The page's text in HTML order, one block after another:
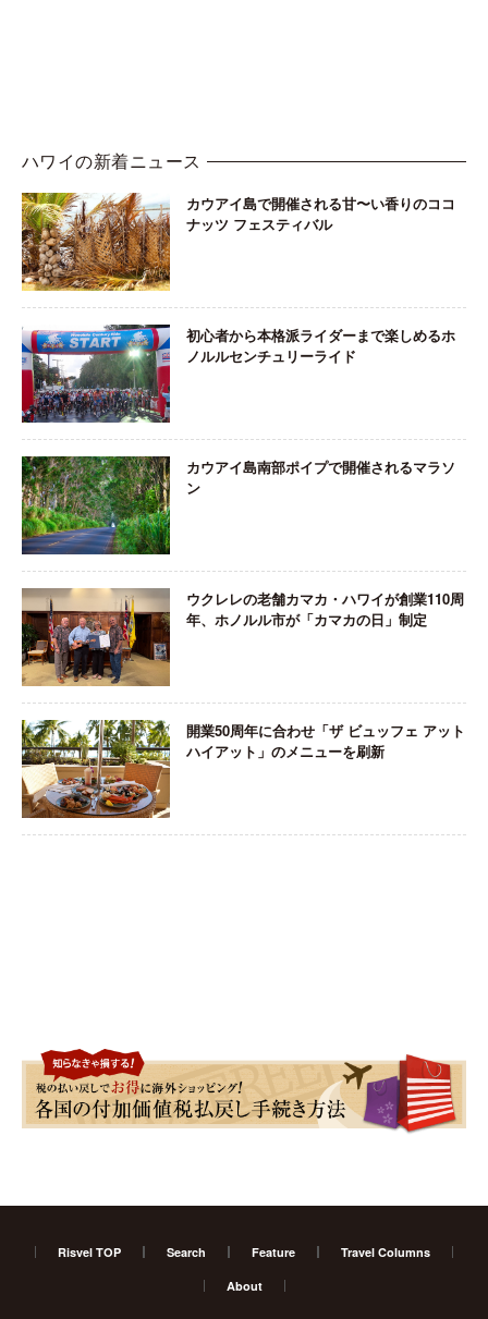
ハワイの新着ニュース
カウアイ島で開催される甘〜い香りのココ
ナッツ フェスティバル
初心者から本格派ライダーまで楽しめるホ
ノルルセンチュリーライド
カウアイ島南部ポイプで開催されるマラソ
ン
ウクレレの老舗カマカ・ハワイが創業110周
年、ホノルル市が「カマカの日」制定
開業50周年に合わせ「ザ ビュッフェ アット
ハイアット」のメニューを刷新
Risvel TOP Search Feature Travel Columns
About